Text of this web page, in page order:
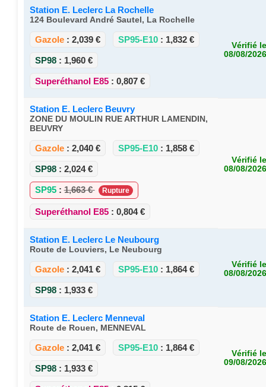
Station E. Leclerc La Rochelle
124 Boulevard André Sautel, La Rochelle
Gazole : 2,039 € SP95-E10 : 1,832 €
SP98 : 1,960 €
Superéthanol E85 : 0,807 €
Vérifié le
08/08/2026
Station E. Leclerc Beuvry
ZONE DU MOULIN RUE ARTHUR LAMENDIN,
BEUVRY
Gazole : 2,040 € SP95-E10 : 1,858 €
SP98 : 2,024 €
SP95 :1,663 € Rupture
Superéthanol E85 : 0,804 €
Vérifié le
08/08/2026
Station E. Leclerc Le Neubourg
Route de Louviers, Le Neubourg
Gazole : 2,041 € SP95-E10 : 1,864 €
SP98 : 1,933 €
Vérifié le
08/08/2026
Station E. Leclerc Menneval
Route de Rouen, MENNEVAL
Gazole : 2,041 € SP95-E10 : 1,864 €
SP98 : 1,933 €
Vérifié le
09/08/2026